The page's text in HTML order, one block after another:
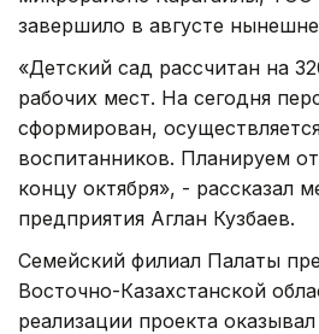
завершило в августе
«Детский сад рассчитан на
рабочих мест. На сегодня
сформирован,
воспитанников. Планируем
концу октября», - рассказал
предприятия Аглан Кузбаев.
Семейский филиал Палаты
Восточно-Казахстанской
реализации проекта